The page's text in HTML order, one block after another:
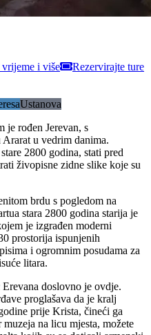
vrijeme i više
Rezervirajte ture
Ustanova
je rođen Jerevan, s
u vedrim danima.
2800 godina, stati pred
živopisne zidne slike koje su
brdu s pogledom na
stara 2800 godina starija je
je izgrađen moderni
prostorija ispunjenih
i ogromnim posudama za
litara.
doslovno je ovdje.
proglašava da je kralj
prije Krista, čineći ga
na licu mjesta, možete